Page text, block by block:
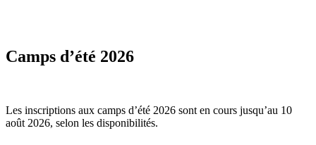
Camps d’été 2026
Les inscriptions aux camps d’été 2026 sont en cours jusqu’au 10
août 2026, selon les disponibilités.